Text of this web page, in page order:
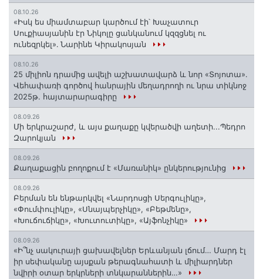
08.10.26
«Իսկ ես միամտաբար կարծում էի՝ Խաչատուր
Սուքիասյանին էր Նիկոլը ցանկանում կզզցնել ու
ունեզրկել»․ Նարինե Կիրակոսյան
08.10.26
25 միլիոն դրամից ավելի աշխատավարձ և նոր «Տոյոտա»․
Վեհափառի գործով հանրային մեղադրողի ու նրա տիկնոջ
2025թ. հայտարարագիրը
08.09.26
Մի երկրաշարժ, և այս քաղաքը կվերածվի աղետի...Պեդրո
Զարոկյան
08.09.26
Քաղաքացին բողոքում է «Մառանիկ» ընկերությունից
08.09.26
Բերման են ենթարկվել «Նարդոսցի Սերգուլիկը»,
«Փումփուլիկը», «Սնայպերչիկը», «Բեթմենը»,
«Խուճուճիկը», «Խուտուտիկը», «Այֆոնչիկը»
08.09.26
«Ի՞նչ սակուրայի ցախավելներ Երևանյան լճում… Մարդ էլ
իր սեփականը այսքան թերագնահատի և միլիարդներ
նվիրի օտար երկրների տնկարաններին…»